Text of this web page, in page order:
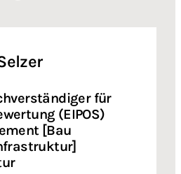
für
(EIPOS)
[Bau